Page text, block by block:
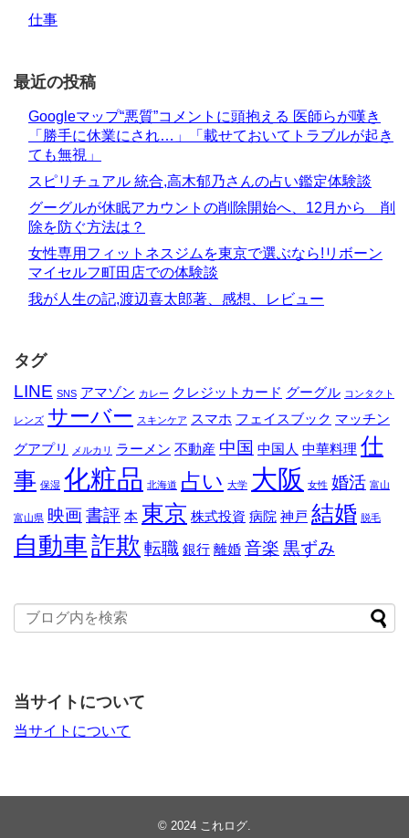
仕事
最近の投稿
Googleマップ“悪質”コメントに頭抱える 医師らが嘆き
「勝手に休業にされ…」「載せておいてトラブルが起き
ても無視」
スピリチュアル 統合,高木郁乃さんの占い鑑定体験談
グーグルが休眠アカウントの削除開始へ、12月から 削
除を防ぐ方法は？
女性専用フィットネスジムを東京で選ぶなら!リボーン
マイセルフ町田店での体験談
我が人生の記,渡辺喜太郎著、感想、レビュー
タグ
LINE SNS アマゾン カレー クレジットカード グーグル コンタクト
レンズ サーバー スキンケア スマホ フェイスブック マッチン
グアプリ
メルカリ ラーメン 不動産 中国 中国人 中華料理 仕
事 保湿 化粧品 北海道 占い 大学 大阪 女性 婚活 富山
富山県 映画書評 本 東京 株式投資 病院 神戸 結婚 脱毛
自動車詐欺 転職 銀行 離婚 音楽 黒ずみ
当サイトについて
当サイトについて
© 2024 これログ.